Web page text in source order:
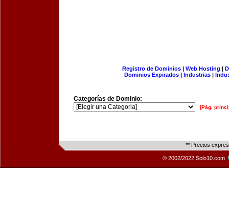
Registro de Dominios| Web Hosting |
Dominios Expirados | Industrias |
Categorías de Dominio:
[Pág.
** Precios
© 2002/2022 Solo10.com